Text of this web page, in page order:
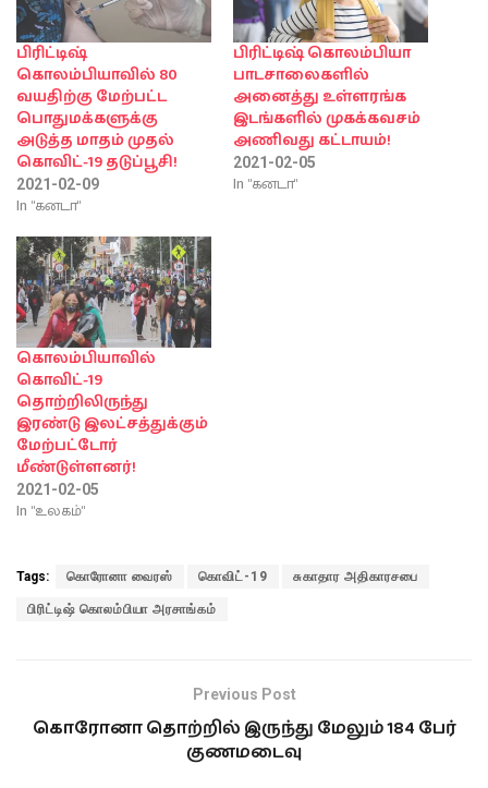
பிரிட்டிஷ்
கொலம்பியாவில் 80
வயதிற்கு மேற்பட்ட
பொதுமக்களுக்கு
அடுத்த மாதம் முதல்
கொவிட்-19 தடுப்பூசி!
2021-02-09
In "கனடா"
பிரிட்டிஷ் கொலம்பியா
பாடசாலைகளில்
அனைத்து உள்ளரங்க
இடங்களில் முகக்கவசம்
அணிவது கட்டாயம்!
2021-02-05
In "கனடா"
கொலம்பியாவில்
கொவிட்-19
தொற்றிலிருந்து
இரண்டு இலட்சத்துக்கும்
மேற்பட்டோர்
மீண்டுள்ளனர்!
2021-02-05
In "உலகம்"
Tags: கொரோனா வைரஸ் கொவிட்-19 சுகாதார அதிகாரசபை
பிரிட்டிஷ் கொலம்பியா அரசாங்கம்
Previous Post
கொரோனா தொற்றில் இருந்து மேலும் 184 பேர்
குணமடைவு